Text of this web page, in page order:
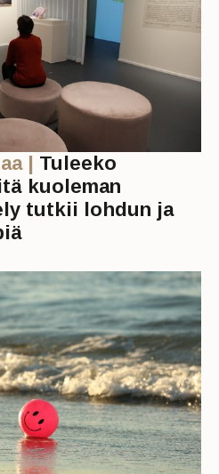
| Tuleeko
kuoleman
tutkii lohdun ja